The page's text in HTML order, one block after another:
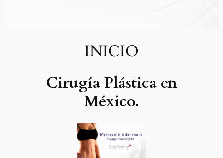
INICIO
Cirugía Plástica en
México.